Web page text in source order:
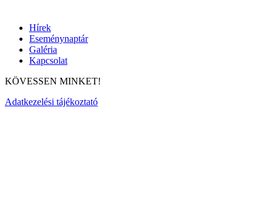
Hírek
Eseménynaptár
Galéria
Kapcsolat
KÖVESSEN MINKET!
Adatkezelési tájékoztató